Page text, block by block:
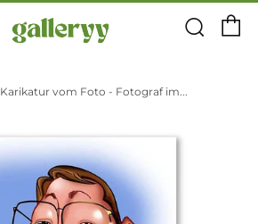
Karikatur vom Foto - Fotograf im...